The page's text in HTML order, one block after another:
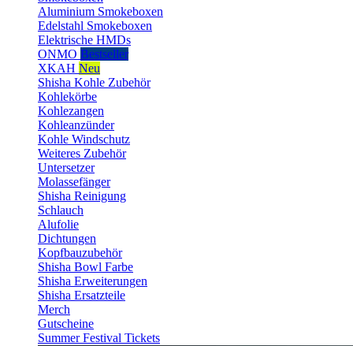
Aluminium Smokeboxen
Edelstahl Smokeboxen
Elektrische HMDs
ONMO Bestseller
XKAH Neu
Shisha Kohle Zubehör
Kohlekörbe
Kohlezangen
Kohleanzünder
Kohle Windschutz
Weiteres Zubehör
Untersetzer
Molassefänger
Shisha Reinigung
Schlauch
Alufolie
Dichtungen
Kopfbauzubehör
Shisha Bowl Farbe
Shisha Erweiterungen
Shisha Ersatzteile
Merch
Gutscheine
Summer Festival Tickets